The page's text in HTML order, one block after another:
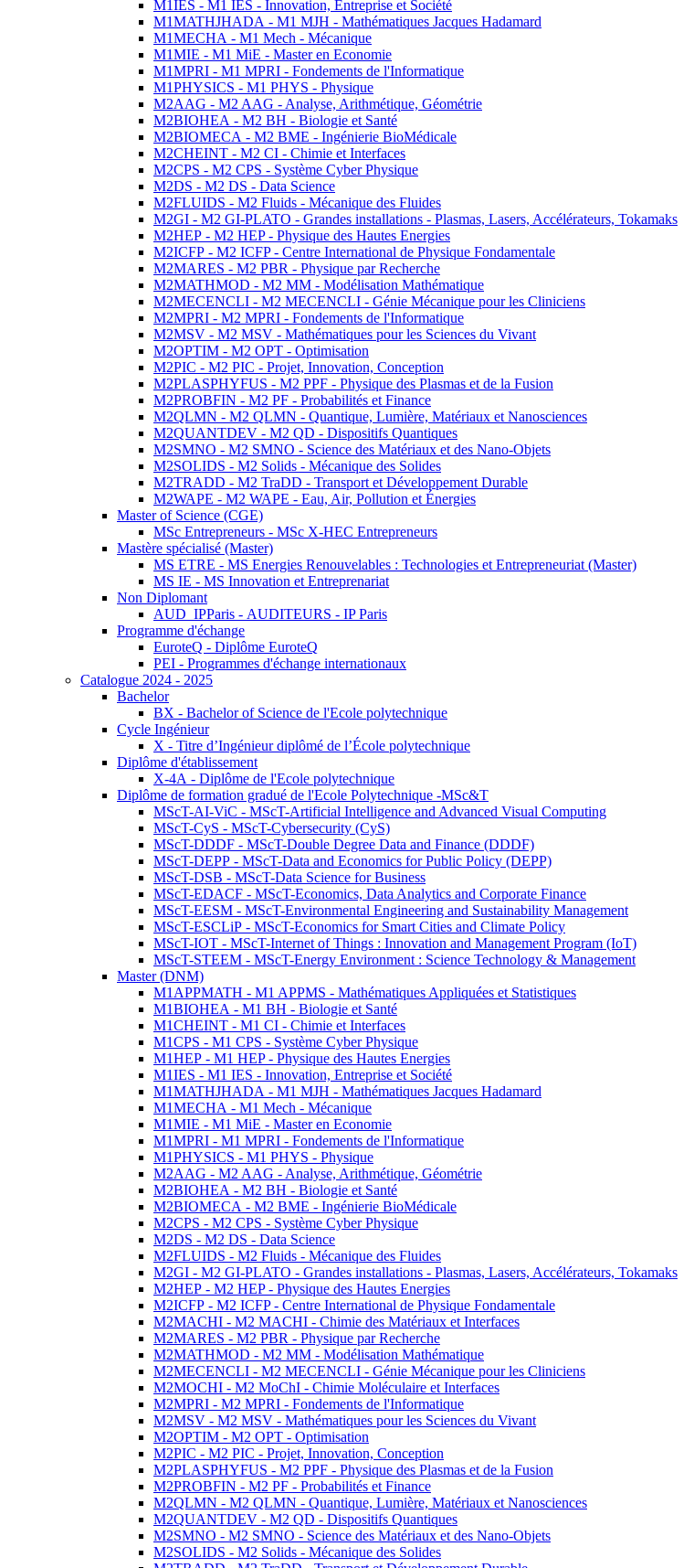
M1IES - M1 IES - Innovation, Entreprise et Société
M1MATHJHADA - M1 MJH - Mathématiques Jacques Hadamard
M1MECHA - M1 Mech - Mécanique
M1MIE - M1 MiE - Master en Economie
M1MPRI - M1 MPRI - Fondements de l'Informatique
M1PHYSICS - M1 PHYS - Physique
M2AAG - M2 AAG - Analyse, Arithmétique, Géométrie
M2BIOHEA - M2 BH - Biologie et Santé
M2BIOMECA - M2 BME - Ingénierie BioMédicale
M2CHEINT - M2 CI - Chimie et Interfaces
M2CPS - M2 CPS - Système Cyber Physique
M2DS - M2 DS - Data Science
M2FLUIDS - M2 Fluids - Mécanique des Fluides
M2GI - M2 GI-PLATO - Grandes installations - Plasmas, Lasers, Accélérateurs, Tokamaks
M2HEP - M2 HEP - Physique des Hautes Energies
M2ICFP - M2 ICFP - Centre International de Physique Fondamentale
M2MARES - M2 PBR - Physique par Recherche
M2MATHMOD - M2 MM - Modélisation Mathématique
M2MECENCLI - M2 MECENCLI - Génie Mécanique pour les Cliniciens
M2MPRI - M2 MPRI - Fondements de l'Informatique
M2MSV - M2 MSV - Mathématiques pour les Sciences du Vivant
M2OPTIM - M2 OPT - Optimisation
M2PIC - M2 PIC - Projet, Innovation, Conception
M2PLASPHYFUS - M2 PPF - Physique des Plasmas et de la Fusion
M2PROBFIN - M2 PF - Probabilités et Finance
M2QLMN - M2 QLMN - Quantique, Lumière, Matériaux et Nanosciences
M2QUANTDEV - M2 QD - Dispositifs Quantiques
M2SMNO - M2 SMNO - Science des Matériaux et des Nano-Objets
M2SOLIDS - M2 Solids - Mécanique des Solides
M2TRADD - M2 TraDD - Transport et Développement Durable
M2WAPE - M2 WAPE - Eau, Air, Pollution et Énergies
Master of Science (CGE)
MSc Entrepreneurs - MSc X-HEC Entrepreneurs
Mastère spécialisé (Master)
MS ETRE - MS Energies Renouvelables : Technologies et Entrepreneuriat (Master)
MS IE - MS Innovation et Entreprenariat
Non Diplomant
AUD_IPParis - AUDITEURS - IP Paris
Programme d'échange
EuroteQ - Diplôme EuroteQ
PEI - Programmes d'échange internationaux
Catalogue 2024 - 2025
Bachelor
BX - Bachelor of Science de l'Ecole polytechnique
Cycle Ingénieur
X - Titre d’Ingénieur diplômé de l’École polytechnique
Diplôme d'établissement
X-4A - Diplôme de l'Ecole polytechnique
Diplôme de formation gradué de l'Ecole Polytechnique -MSc&T
MScT-AI-ViC - MScT-Artificial Intelligence and Advanced Visual Computing
MScT-CyS - MScT-Cybersecurity (CyS)
MScT-DDDF - MScT-Double Degree Data and Finance (DDDF)
MScT-DEPP - MScT-Data and Economics for Public Policy (DEPP)
MScT-DSB - MScT-Data Science for Business
MScT-EDACF - MScT-Economics, Data Analytics and Corporate Finance
MScT-EESM - MScT-Environmental Engineering and Sustainability Management
MScT-ESCLiP - MScT-Economics for Smart Cities and Climate Policy
MScT-IOT - MScT-Internet of Things : Innovation and Management Program (IoT)
MScT-STEEM - MScT-Energy Environment : Science Technology & Management
Master (DNM)
M1APPMATH - M1 APPMS - Mathématiques Appliquées et Statistiques
M1BIOHEA - M1 BH - Biologie et Santé
M1CHEINT - M1 CI - Chimie et Interfaces
M1CPS - M1 CPS - Système Cyber Physique
M1HEP - M1 HEP - Physique des Hautes Energies
M1IES - M1 IES - Innovation, Entreprise et Société
M1MATHJHADA - M1 MJH - Mathématiques Jacques Hadamard
M1MECHA - M1 Mech - Mécanique
M1MIE - M1 MiE - Master en Economie
M1MPRI - M1 MPRI - Fondements de l'Informatique
M1PHYSICS - M1 PHYS - Physique
M2AAG - M2 AAG - Analyse, Arithmétique, Géométrie
M2BIOHEA - M2 BH - Biologie et Santé
M2BIOMECA - M2 BME - Ingénierie BioMédicale
M2CPS - M2 CPS - Système Cyber Physique
M2DS - M2 DS - Data Science
M2FLUIDS - M2 Fluids - Mécanique des Fluides
M2GI - M2 GI-PLATO - Grandes installations - Plasmas, Lasers, Accélérateurs, Tokamaks
M2HEP - M2 HEP - Physique des Hautes Energies
M2ICFP - M2 ICFP - Centre International de Physique Fondamentale
M2MACHI - M2 MACHI - Chimie des Matériaux et Interfaces
M2MARES - M2 PBR - Physique par Recherche
M2MATHMOD - M2 MM - Modélisation Mathématique
M2MECENCLI - M2 MECENCLI - Génie Mécanique pour les Cliniciens
M2MOCHI - M2 MoChI - Chimie Moléculaire et Interfaces
M2MPRI - M2 MPRI - Fondements de l'Informatique
M2MSV - M2 MSV - Mathématiques pour les Sciences du Vivant
M2OPTIM - M2 OPT - Optimisation
M2PIC - M2 PIC - Projet, Innovation, Conception
M2PLASPHYFUS - M2 PPF - Physique des Plasmas et de la Fusion
M2PROBFIN - M2 PF - Probabilités et Finance
M2QLMN - M2 QLMN - Quantique, Lumière, Matériaux et Nanosciences
M2QUANTDEV - M2 QD - Dispositifs Quantiques
M2SMNO - M2 SMNO - Science des Matériaux et des Nano-Objets
M2SOLIDS - M2 Solids - Mécanique des Solides